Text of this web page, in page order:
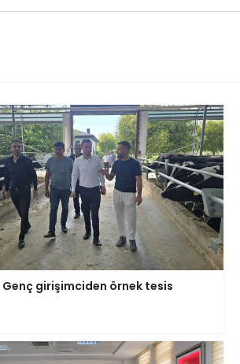
Genç girişimciden örnek tesis